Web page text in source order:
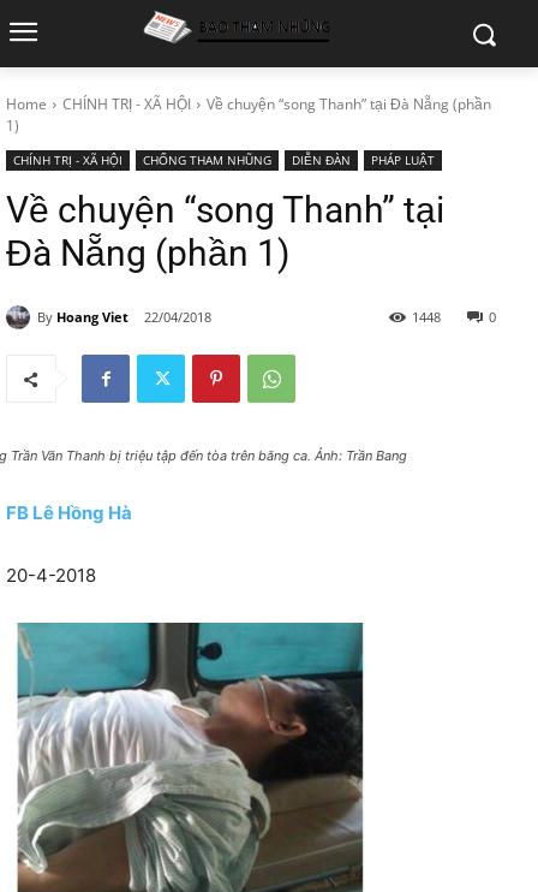
Home CHÍNH TRỊ - XÃ HỘI
Về chuyện “song Thanh” tại Đà Nẵng (phần
1)
CHÍNH TRỊ - XÃ HỘI CHỐNG THAM NHŨNG DIỄN ĐÀN PHÁP LUẬT
Về chuyện “song Thanh” tại
Đà Nẵng (phần 1)
By Hoang Viet 22/04/2018 0
1448
Trần Văn Thanh bị triệu tập đến tòa trên băng ca. Ảnh: Trần Bang
FB Lê Hồng Hà
20-4-2018